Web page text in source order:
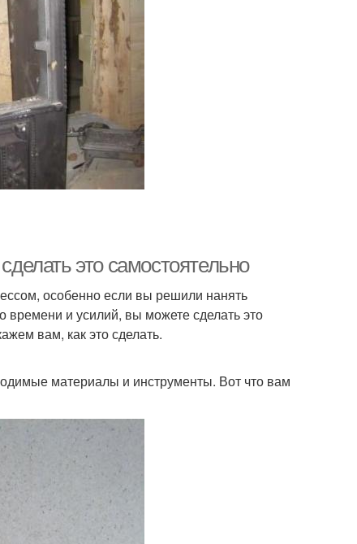
это самостоятельно
особенно если вы решили нанять
времени и усилий, вы можете сделать это
вам, как это сделать.
материалы и инструменты. Вот что вам